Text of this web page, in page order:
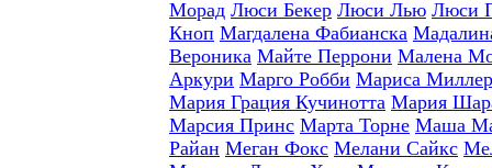
Морад Люси Бекер Люси Лью Люси
Кноп Магдалена Фабианска
Вероника Майте Перрони Малена
Аркури Марго Робби Мариса Миллер
Мария Грация Кучинотта Мария
Марсия Принс Марта Торне Маша
Райан Меган Фокс Мелани Сайкс